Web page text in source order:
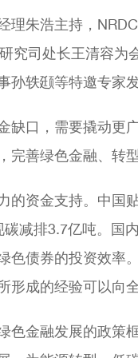
理朱浩主持，
究司处长王清容
轶颋等特邀专家
缺口，需要撬动
完善绿色金融、
的资金支持。中
减排3.7亿吨。国
色债券的投资效
成的经验可以向全
色金融发展的政